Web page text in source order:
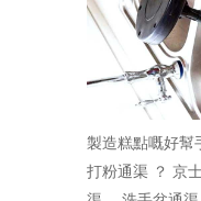
製造糕點嘅好幫
打粉通渠 ？ 京